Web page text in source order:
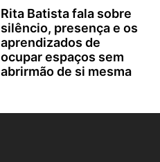
Rita Batista fala sobre
silêncio, presença e os
aprendizados de
ocupar espaços sem
abrirmão de si mesma